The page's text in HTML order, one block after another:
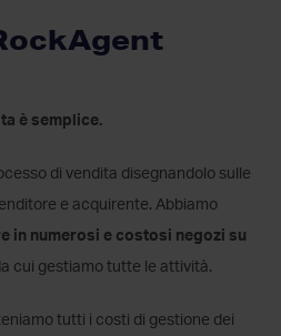
è semplice.
di vendita disegnandolo sulle
e acquirente. Abbiamo
in numerosi e costosi negozi su
cui gestiamo tutte le attività.
tutti i costi di gestione dei